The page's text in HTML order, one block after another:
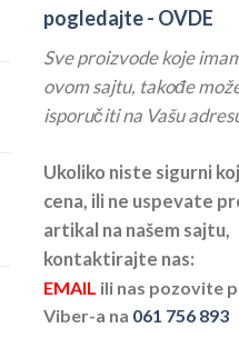
pogledajte - OVDE
Sve proizvode koje
ovom sajtu, takođe
isporučiti na Vašu
Ukoliko niste sigurni
cena, ili ne uspevate
artikal na našem sajtu,
kontaktirajte nas:
EMAIL ili nas pozovite
Viber-a na 061 756 893